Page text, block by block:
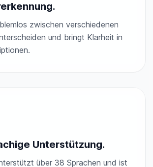
zwischen verschiedenen
und bringt Klarheit in
Unterstützung.
über 38 Sprachen und ist